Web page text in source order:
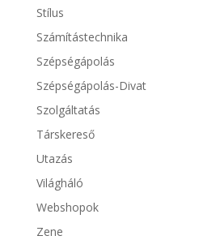
Stílus
Számítástechnika
Szépségápolás
Szépségápolás-Divat
Szolgáltatás
Társkereső
Utazás
Világháló
Webshopok
Zene